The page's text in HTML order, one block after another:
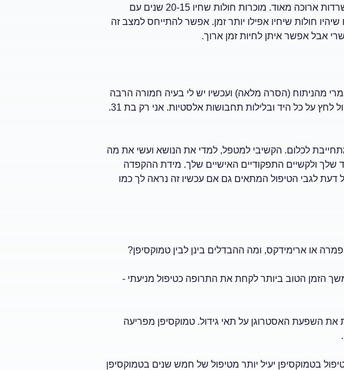
תשובה: כאשר מופיעות גרורות מסרטן שד רק בעצמות, לפעמים ההישרדות ארוכה מאוד. מוכרות חולות שחיו 20-15 שנים עם
חולות שיחיו אפילו יותר זמן. אפשר להתייחס למצב זה
אבל אפשר איתן לחיות זמן ארוך.
מהניתוח (הסרה מלאה) ועכשיו יש לי בעיה חמורה הרבה
יותר. הייתי אצל מטפל בניקוז לימפטי - והוא אמר שאצטרך ללבוש שרוול לחץ על כל היד ובלילות תחבושות אלסטיות. אני רק בת 31.
לכלום. הקשיבי למטפל, למדי את הנושא ועשי את מה
שלך ולקשיים התפקודיים האישיים שלך. מידת ההקפדה
דעת לגבי הטיפול המתאים גם אם עכשיו זה נראה לך כמו
או ארימידקס, ומה ההבדלים בינן לבין טמוקסיפן?
הזמן הטוב ביותר לקחת את התרופה כטיפול מניעתי -
את השפעת האסטרוגן על תאי גידול. טמוקסיפן מפריעה
בטמוקסיפן יעיל יותר מטיפול של חמש שנים בטמוקסיפן